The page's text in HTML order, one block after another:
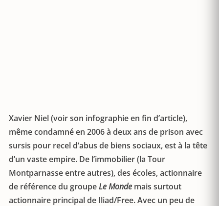
Xavier Niel (voir son infographie en fin d’article),
même condamné en 2006 à deux ans de prison avec
sursis pour recel d’abus de biens sociaux, est à la tête
d’un vaste empire. De l’immobilier (la Tour
Montparnasse entre autres), des écoles, actionnaire
de référence du groupeLe Monde mais surtout
actionnaire principal de Iliad/Free. Avec un peu de